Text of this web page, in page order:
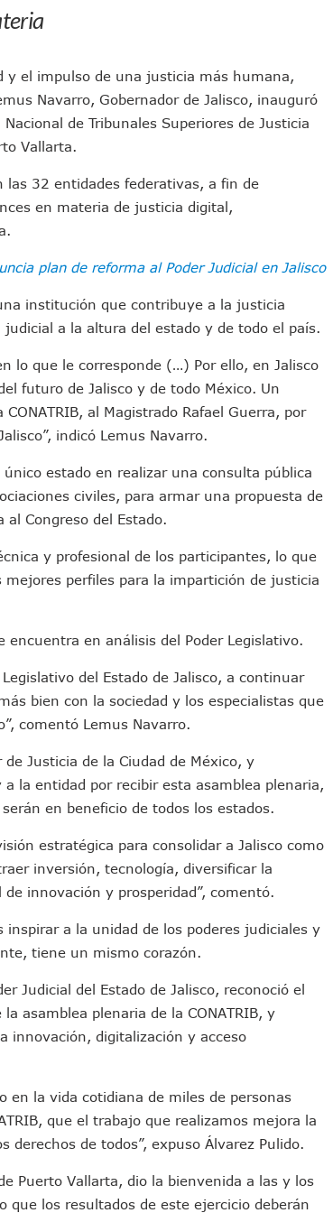
Urgencias Del Hospital 42 De Puerto Vallarta
Por La Muerte De Dos Jóvenes En El Río Ameca
De Electromovilidad En Puerto Vallarta
Familias De Puerto Vallarta
A 4 Cuerpos Encontrados En El Río
Nacional De La Liga Premier FMF
En Las Paseadas De Las Palmas 2026
Restricciones En Playas De Puerto Vallarta
Jalisco, Según Statistical Research Corporation
Al Corredor Bahía De Banderas–Puerto Vallarta
Públicos Para Puerto Vallarta
Registra 80% De Avance En Su Construcción
De Inseguridad En Puerto Vallarta
Locales En La Isla Shopping Village
Vallarta
De Posible Crematorio Clandestino
Analizar La Conservación Del Estero El Salado
Ramírez En Puerto Vallarta
Informativa En La Colonia Bobadilla
Oleaje Elevado En La Costa De Jalisco
En Playas De Puerto Vallarta
Alejandro Leyva Aguilar
En Bucerías; Aseguran Armas Y “poncha Llantas”
Sobre Nuevo Vertedero En Tepatitlán
“Casa De Día” Renovada
Identificar Problemas De Seguridad Y Movilidad
Acuerdos Para Ampliar La Formación Clínica De Estudiantes
Desatan Operativo En Puerto Vallarta
Nayarit Enfrentarán Proceso Penal
Morir En Prisión En Estados Unidos
Competirá En El Panamericano De Esgrima
De Personas Desaparecidas En Tapalpa
De Vialidades A Juan Carlos Castro
y el impulso de una justicia más humana,
Navarro, Gobernador de Jalisco, inauguró
de Tribunales Superiores de Justicia
Vallarta.
las 32 entidades federativas, a fin de
en materia de justicia digital,
plan de reforma al Poder Judicial en Jalisco
institución que contribuye a la justicia
a la altura del estado y de todo el país.
lo que le corresponde (…) Por ello, en Jalisco
futuro de Jalisco y de todo México. Un
al Magistrado Rafael Guerra, por
indicó Lemus Navarro.
único estado en realizar una consulta pública
civiles, para armar una propuesta de
Congreso del Estado.
y profesional de los participantes, lo que
perfiles para la impartición de justicia
encuentra en análisis del Poder Legislativo.
del Estado de Jalisco, a continuar
bien con la sociedad y los especialistas que
comentó Lemus Navarro.
Justicia de la Ciudad de México, y
a la entidad por recibir esta asamblea plenaria,
en beneficio de todos los estados.
estratégica para consolidar a Jalisco como
inversión, tecnología, diversificar la
innovación y prosperidad”, comentó.
inspirar a la unidad de los poderes judiciales y
tiene un mismo corazón.
Judicial del Estado de Jalisco, reconoció el
asamblea plenaria de la CONATRIB, y
innovación, digitalización y acceso
en la vida cotidiana de miles de personas
que el trabajo que realizamos mejora la
de todos”, expuso Álvarez Pulido.
Puerto Vallarta, dio la bienvenida a las y los
que los resultados de este ejercicio deberán